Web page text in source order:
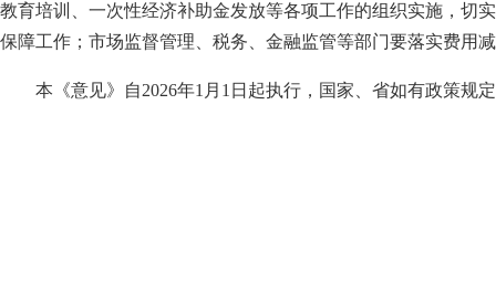
教育培训、一次性经济补助金发放等各项工作的组织实施，切
保障工作；市场监督管理、税务、金融监管等部门要落实费用
本《意见》自2026年1月1日起执行，国家、省如有政策规